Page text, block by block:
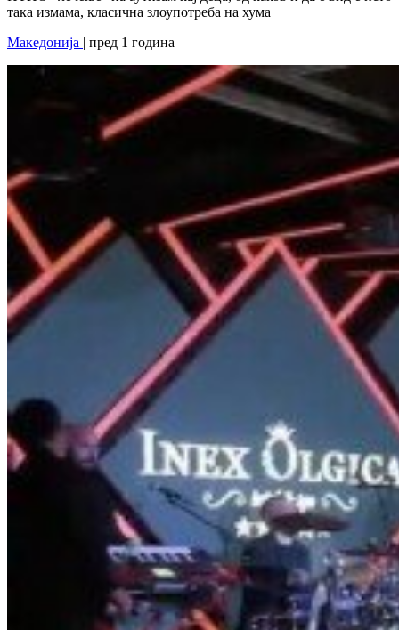
така измама, класична злоупотреба на хума
Македонија | пред 1 година